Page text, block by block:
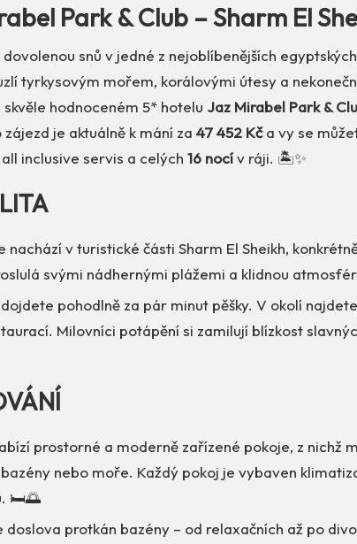
Park & Club – Sharm El
snů v jedné z nejoblíbenějších
tyrkysovým mořem, korálovými útesy a
hodnoceném 5* hotelu Jaz Mirabel Park &
je aktuálně k mání za 47 452 Kča vy se
all inclusive servis a celých 16 nocív ráji. 🏝️✨
nachází v turistické části Sharm El Sheikh,
svými nádhernými plážemi a klidnou
pohodlně za pár minut pěšky. V okolí
Milovníci potápění si zamilují blízkost
prostorné a moderně zařízené pokoje, z nichž
nebo moře. Každý pokoj je vybaven
🛏️🌅
doslova protkán bazény – od relaxačních až po